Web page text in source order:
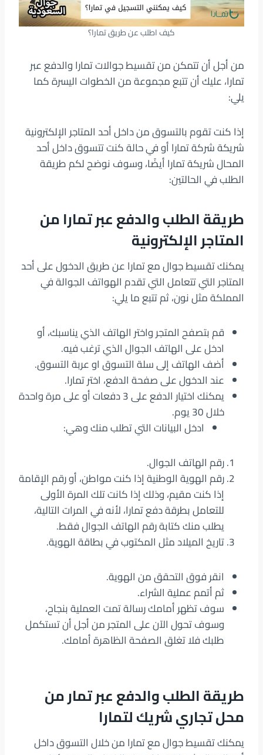
كيف اطلب عن طريق تمارا؟
من أجل أن تتمكن من تقسيط جوالات تمارا والدفع عبر
تمارا، عليك أن تتبع مجموعة من الخطوات اليسرة كما
يلي:
إذا كنت تقوم بالتسوق من داخل أحد المتاجر الإلكترونية
شريكة شركة تمارا أو في حالة كنت تتسوق داخل أحد
المحال شريكة تمارا أيضًا، وسوف نوضح لكم طريقة
الطلب في الحالتين:
طريقة الطلب والدفع عبر تمارا من
المتاجر الإلكترونية
يمكنك تقسيط جوال مع تمارا عن طريق الدخول على أحد
المتاجر التي تتعامل التي تقدم الهواتف الجوالة في
المملكة مثل نون، ثم تتبع ما يلي:
قم بتصفح المتجر واختر الهاتف الذي يناسبك، أو
ادخل على الهاتف الجوال الذي ترغب فيه.
أضف الهاتف إلى سلة التسوق او عربة التسوق.
عند الدخول على صفحة الدفع، اختر تمارا.
يمكنك اختيار الدفع على 3 دفعات أو على مرة واحدة
خلال 30 يوم.
ادخل البيانات التي تطلب منك وهي:
رقم الهاتف الجوال.
رقم الهوية الوطنية إذا كنت مواطن، أو رقم الإقامة
إذا كنت مقيم، وذلك إذا كانت تلك المرة الأولى
للتعامل بطرقة دفع تمارا، لأنه في المرات التالية،
يطلب منك كتابة رقم الهاتف الجوال فقط.
تاريخ الميلاد مثل المكتوب في بطاقة الهوية.
انقر فوق التحقق من الهوية.
ثم أتمم عملية الشراء.
سوف تظهر أمامك رسالة تمت العملية بنجاح،
وسوف تحول الآن على المتجر من أجل أن تستكمل
طلبك فلا تغلق الصفحة الظاهرة أمامك.
طريقة الطلب والدفع عبر تمار من
محل تجاري شريك لتمارا
يمكنك تقسيط جوال مع تمارا من خلال التسوق داخل